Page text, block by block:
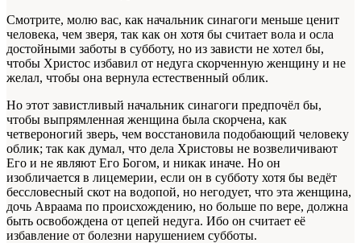
Смотрите, молю вас, как начальник синагоги меньше ценит
человека, чем зверя, так как он хотя бы считает вола и осла
достойными заботы в субботу, но из зависти не хотел бы,
чтобы Христос избавил от недуга скорченную женщину и не
желал, чтобы она вернула естественный облик.
Но этот завистливый начальник синагоги предпочёл бы,
чтобы выпрямленная женщина была скорчена, как
четвероногий зверь, чем восстановила подобающий человеку
облик; так как думал, что дела Христовы не возвеличивают
Его и не являют Его Богом, и никак иначе. Но он
изобличается в лицемерии, если он в субботу хотя бы ведёт
бессловесный скот на водопой, но негодует, что эта женщина,
дочь Авраама по происхождению, но больше по вере, должна
быть освобождена от цепей недуга. Ибо он считает её
избавление от болезни нарушением субботы.